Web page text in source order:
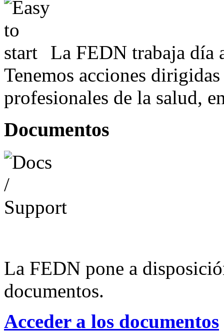
La FEDN trabaja día
Tenemos acciones
profesionales de la salud,
Documentos
La FEDN pone a
documentos.
Acceder a los documentos